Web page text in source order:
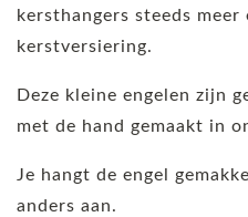
kersthangers steeds meer
kerstversiering.
Deze kleine engelen zijn
met de hand gemaakt in
Je hangt de engel
anders aan.